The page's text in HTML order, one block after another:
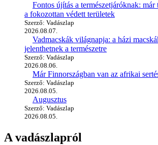
Fontos újítás a természetjáróknak:
a fokozottan védett területek
Szerző: Vadászlap
2026.08.07.
Vadmacskák világnapja: a házi
jelenthetnek a természetre
Szerző: Vadászlap
2026.08.06.
Már Finnországban van az afrikai
Szerző: Vadászlap
2026.08.05.
Augusztus
Szerző: Vadászlap
2026.08.05.
A vadászlapról